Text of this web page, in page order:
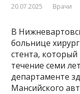
20.07.2025 Врачи
В
больнице
стента, который
течение семи
департаменте
Мансийского